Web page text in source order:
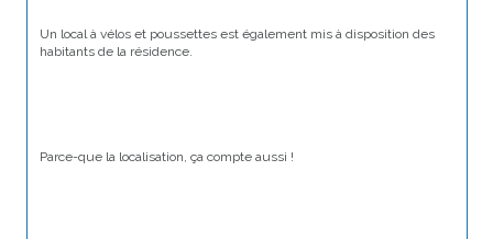
Un local à vélos et poussettes est également mis à disposition des
habitants de la résidence.
Parce-que la localisation, ça compte aussi !